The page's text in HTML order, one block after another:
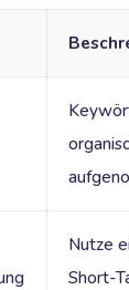
Nutze
Short-